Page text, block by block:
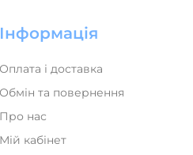
Інформація
Оплата і доставка
Обмін та повернення
Мій кабінет